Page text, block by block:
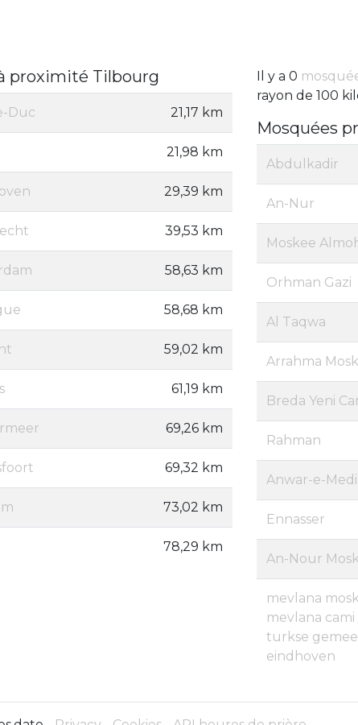
proximité Tilbourg
Duc 21,17 km
21,98 km
29,39 km
39,53 km
58,63 km
58,68 km
59,02 km
61,19 km
69,26 km
69,32 km
73,02 km
78,29 km
Il y a 0
rayon de 100
Mosquées
Abdulkadir
An-Nur
Moskee
Orhman Gazi
Al Taqwa
Arrahma
Breda Yeni
Rahman
Anwar-e-
Ennasser
An-Nour
mevlana
mevlana
turkse
eindhoven